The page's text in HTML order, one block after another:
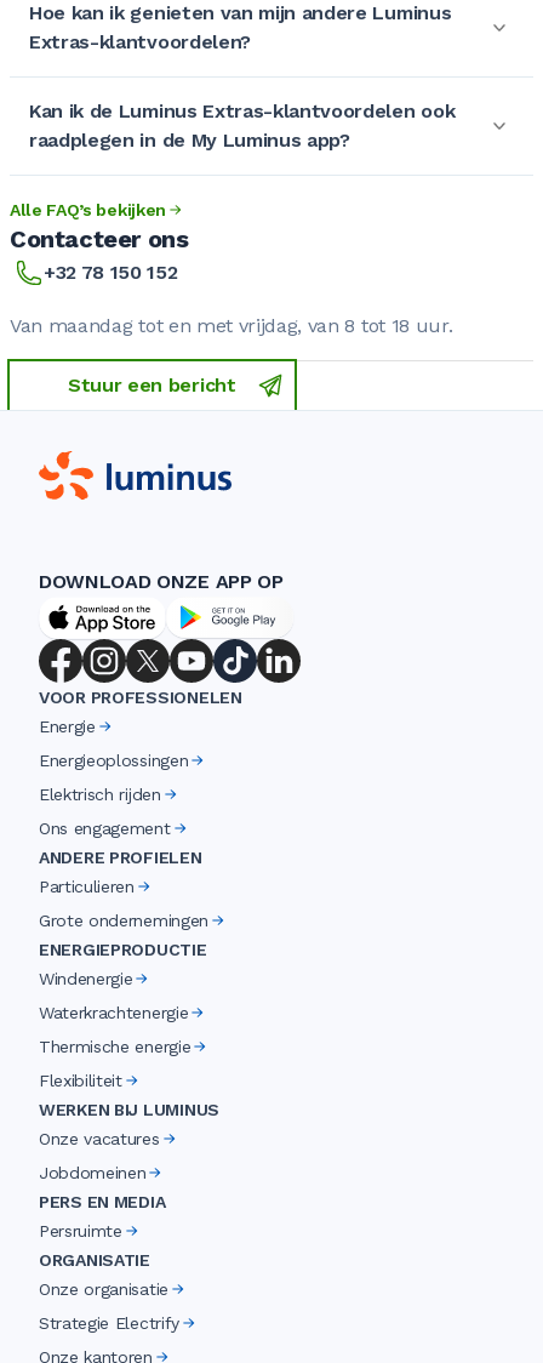
Hoe kan ik genieten van mijn andere Luminus
Extras-klantvoordelen?
Kan ik de Luminus Extras-klantvoordelen ook
raadplegen in de My Luminus app?
Alle FAQ’s bekijken
Contacteer ons
+32 78 150 152
Van maandag tot en met vrijdag, van 8 tot 18 uur.
Stuur een bericht
DOWNLOAD ONZE APP OP
VOOR PROFESSIONELEN
Energie
Energieoplossingen
Elektrisch rijden
Ons engagement
ANDERE PROFIELEN
Particulieren
Grote ondernemingen
ENERGIEPRODUCTIE
Windenergie
Waterkrachtenergie
Thermische energie
Flexibiliteit
WERKEN BIJ LUMINUS
Onze vacatures
Jobdomeinen
PERS EN MEDIA
Persruimte
ORGANISATIE
Onze organisatie
Strategie Electrify
Onze kantoren